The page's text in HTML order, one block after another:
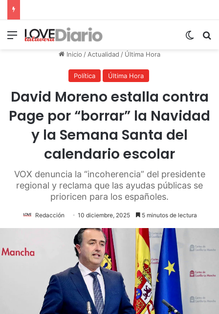
Menú
Inicio /Actualidad / Última Hora
Política Última Hora
David Moreno estalla contra
Page por “borrar” la Navidad
y la Semana Santa del
calendario escolar
VOX denuncia la “incoherencia” del presidente
regional y reclama que las ayudas públicas se
prioricen para los españoles.
Redacción 10 diciembre, 2025 5 minutos de lectura